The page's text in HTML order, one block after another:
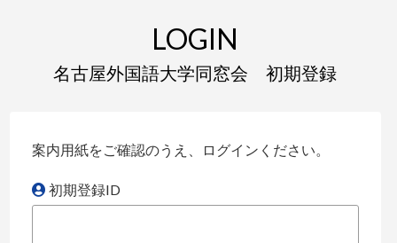
LOGIN
名古屋外国語大学同窓会 初期登録
案内用紙をご確認のうえ、ログインください。
初期登録ID